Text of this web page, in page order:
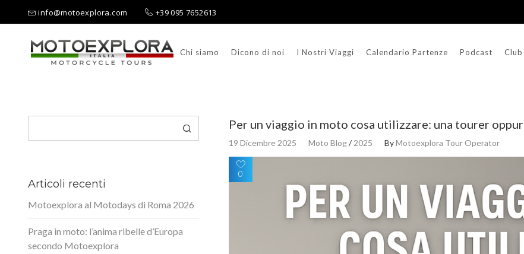
info@motoexplora.com +39 095 7652613
Chi siamo Dicono di noi I Nostri Viaggi Calendario Partenze Podcast Club
Per un viaggio in moto cosa utilizzare: una tourer
19 Dicembre 2025 Moto Blog/2025 ByMotoexplora Tour Operator
0
Articoli recenti
Motoexplora al Motodays di Roma 2026
Praga in moto: l’anima ribelle d’Europa
secondo Motoexplora